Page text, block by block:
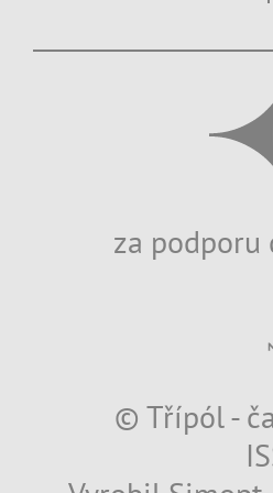
za podporu
© Třípól -